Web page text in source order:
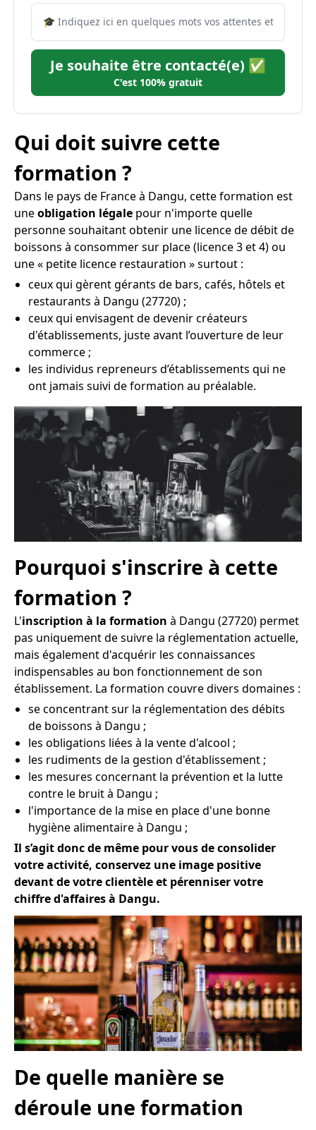
Je souhaite être contacté(e) ✅
C'est 100% gratuit
Qui doit suivre cette
formation ?
Dans le pays de France à Dangu, cette formation est
uneobligation légale pour n'importe quelle
personne souhaitant obtenir une licence de débit de
boissons à consommer sur place (licence 3 et 4) ou
une « petite licence restauration » surtout :
ceux qui gèrent gérants de bars, cafés, hôtels et
restaurants à Dangu (27720) ;
ceux qui envisagent de devenir créateurs
d'établissements, juste avant l’ouverture de leur
commerce ;
les individus repreneurs d’établissements qui ne
ont jamais suivi de formation au préalable.
Pourquoi s'inscrire à cette
formation ?
L'inscription à la formation à Dangu (27720) permet
pas uniquement de suivre la réglementation actuelle,
mais également d'acquérir les connaissances
indispensables au bon fonctionnement de son
établissement. La formation couvre divers domaines :
se concentrant sur la réglementation des débits
de boissons à Dangu ;
les obligations liées à la vente d'alcool ;
les rudiments de la gestion d'établissement ;
les mesures concernant la prévention et la lutte
contre le bruit à Dangu ;
l'importance de la mise en place d'une bonne
hygiène alimentaire à Dangu ;
Il s’agit donc de même pour vous de consolider
votre activité, conservez une image positive
devant de votre clientèle et pérenniser votre
chiffre d'affaires à Dangu.
De quelle manière se
déroule une formation